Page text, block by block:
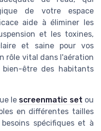
de votre espace
aide à éliminer les
et les toxines,
et saine pour vos
rôle vital dans l'aération
être des habitants
le screenmatic set ou
en différentes tailles
spécifiques et à